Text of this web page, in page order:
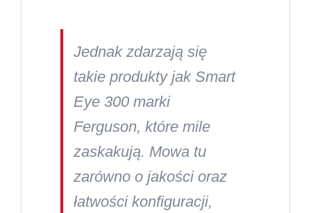
Jednak zdarzają się
takie produkty jak Smart
Eye 300 marki
Ferguson, które mile
zaskakują. Mowa tu
zarówno o jakości oraz
łatwości konfiguracji,